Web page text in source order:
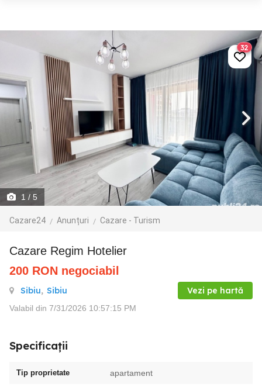
1 / 5
Cazare24 Anunțuri Cazare - Turism
32
Cazare Regim Hotelier
200 RON negociabil
Sibiu, Sibiu Vezi pe hartă
Valabil din 7/31/2026 10:57:15 PM
Specificații
Tip proprietate apartament